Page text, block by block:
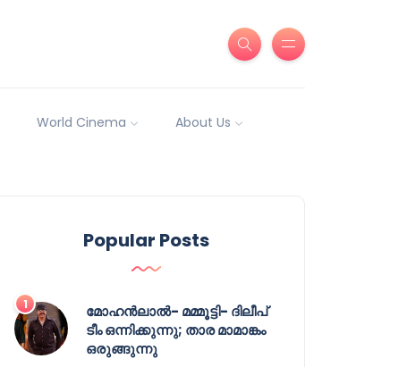
World Cinema About Us
Popular Posts
മോഹൻലാൽ- മമ്മൂട്ടി- ദിലീപ്
ടീം ഒന്നിക്കുന്നു; താര മാമാങ്കം
ഒരുങ്ങുന്നു